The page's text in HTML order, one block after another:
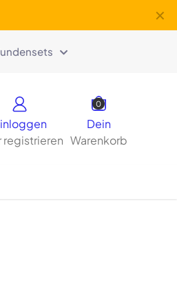
✕
registrieren
0
Dein
Warenkorb